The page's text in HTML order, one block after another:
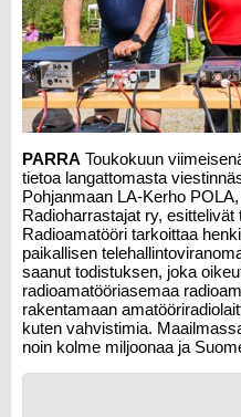
PARRA Toukokuun
tietoa langattomasta
Pohjanmaan LA-Kerho
Radioharrastajat ry,
Radioamatööri tarkoittaa
paikallisen
saanut todistuksen, joka
radioamatööriasemaa
rakentamaan
kuten vahvistimia.
noin kolme miljoonaa ja